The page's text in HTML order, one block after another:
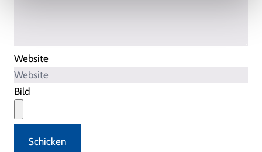
Website
Bild
Schicken